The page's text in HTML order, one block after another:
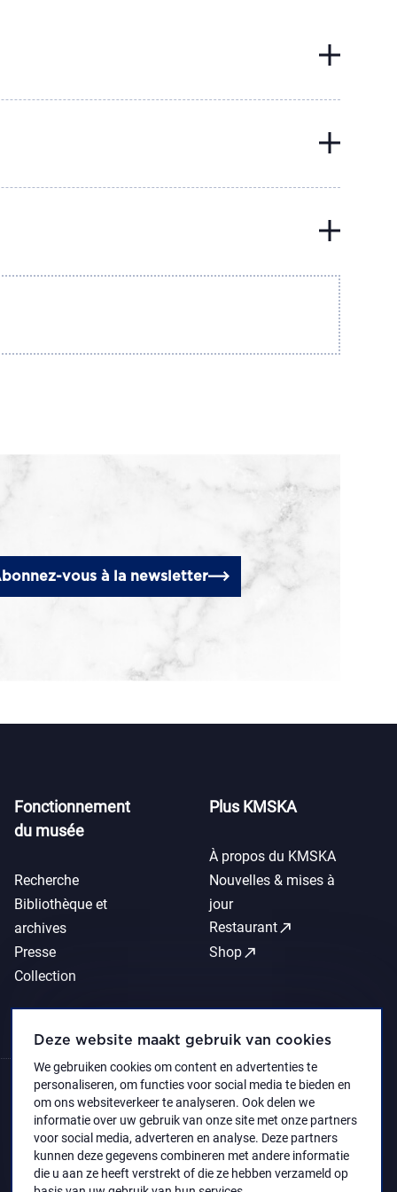
Deze website maakt gebruik van cookies
We gebruiken cookies om content en advertenties te
personaliseren, om functies voor social media te bieden en
om ons websiteverkeer te analyseren. Ook delen we
informatie over uw gebruik van onze site met onze partners
voor social media, adverteren en analyse. Deze partners
kunnen deze gegevens combineren met andere informatie
die u aan ze heeft verstrekt of die ze hebben verzameld op
vous à la newsletter
Fonctionnement
du musée
Recherche
Bibliothèque et
archives
Presse
Collection
Plus KMSKA
À propos du KMSKA
Nouvelles & mises à
jour
Restaurantcall_made
Shopcall_made